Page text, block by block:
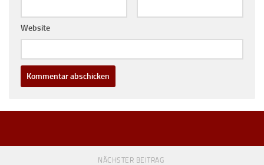
Website
NÄCHSTER BEITRAG